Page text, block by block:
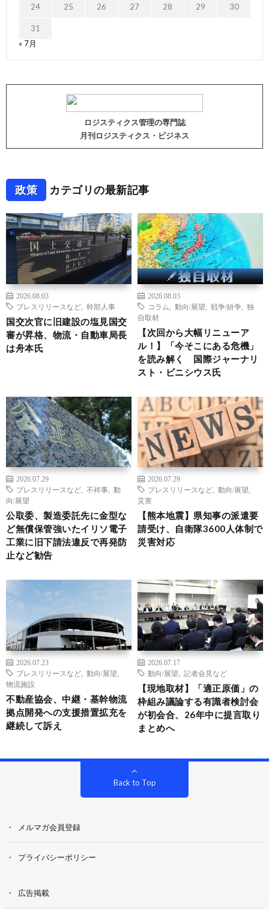
24 25 26 27 28 29 30
31
« 7月
ロジスティクス管理の専門誌
月刊ロジスティクス・ビジネス
政策 カテゴリの最新記事
2026.08.03
プレスリリースなど
幹部人事
国交次官に旧建設の塩見国交
審が昇格、物流・自動車局長
は舟本氏
2026.08.03
コラム
動向/展望 戦争/紛争
独
自取材
【次回から大幅リニューア
ル！】「今そこにある危機」
を読み解く 国際ジャーナリ
スト・ビニシウス氏
2026.07.29
プレスリリースなど
不祥事
動
向/展望
公取委、製造委託先に金型な
ど無償保管強いたイリソ電子
工業に旧下請法違反で再発防
止など勧告
2026.07.29
プレスリリースなど
動向/展望
災害
【熊本地震】県知事の派遣要
請受け、自衛隊3600人体制で
災害対応
2026.07.23
プレスリリースなど
動向/展望
物流施設
不動産協会、中継・基幹物流
拠点開発への支援措置拡充を
継続して訴え
2026.07.17
動向/展望
記者会見など
【現地取材】「適正原価」の
枠組み議論する有識者検討会
が初会合、26年中に提言取り
まとめへ
Back to Top
メルマガ会員登録
プライバシーポリシー
広告掲載